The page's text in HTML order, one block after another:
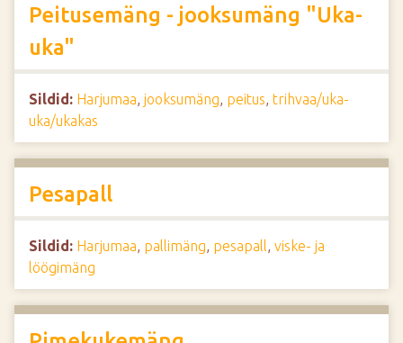
Peitusemäng - jooksumäng "Uka-
uka"
Sildid: Harjumaa, jooksumäng, peitus, trihvaa/uka-
uka/ukakas
Pesapall
Sildid: Harjumaa, pallimäng, pesapall, viske- ja
löögimäng